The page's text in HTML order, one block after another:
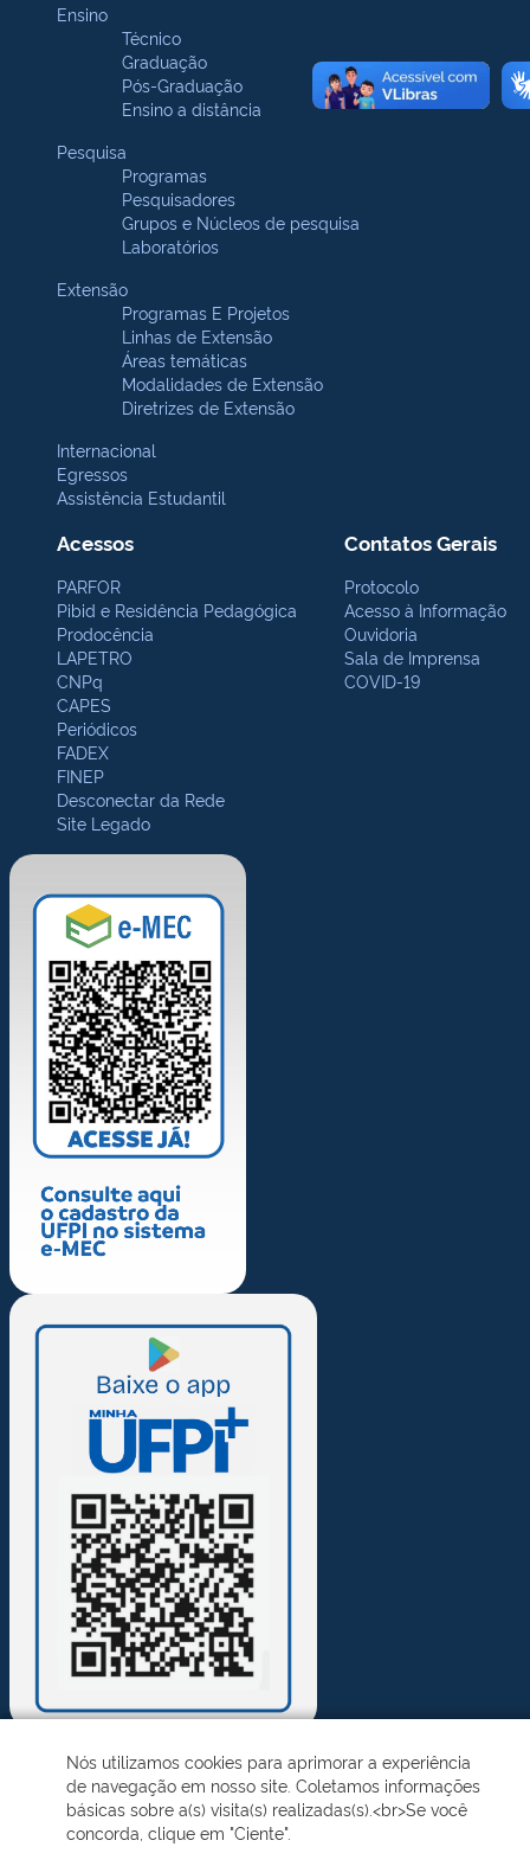
Ensino
Técnico
Graduação
Pós-Graduação
Ensino a distância
Pesquisa
Programas
Pesquisadores
Grupos e Núcleos de pesquisa
Laboratórios
Extensão
Programas E Projetos
Linhas de Extensão
Áreas temáticas
Modalidades de Extensão
Diretrizes de Extensão
Internacional
Egressos
Assistência Estudantil
Acessos
PARFOR
Pibid e Residência Pedagógica
Prodocência
LAPETRO
CNPq
CAPES
Periódicos
FADEX
FINEP
Desconectar da Rede
Site Legado
Contatos Gerais
Protocolo
Acesso à Informação
Ouvidoria
Sala de Imprensa
COVID-19
Desenvolvido pelo STI - Universidade Federal do Piauí
Nós utilizamos cookies para aprimorar a experiência
de navegação em nosso site. Coletamos informações
básicas sobre a(s) visita(s) realizadas(s).<br>Se você
concorda, clique em "Ciente".